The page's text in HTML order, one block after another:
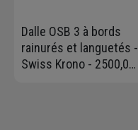
Dalle OSB 3 à bords
rainurés et languetés -
Swiss Krono - 2500,0